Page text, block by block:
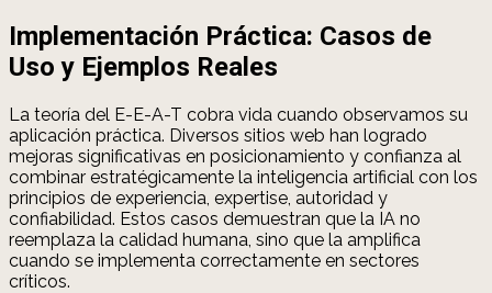
Implementación Práctica: Casos de
Uso y Ejemplos Reales
La teoría del E-E-A-T cobra vida cuando observamos su
aplicación práctica. Diversos sitios web han logrado
mejoras significativas en posicionamiento y confianza al
combinar estratégicamente la inteligencia artificial con los
principios de experiencia, expertise, autoridad y
confiabilidad. Estos casos demuestran que la IA no
reemplaza la calidad humana, sino que la amplifica
cuando se implementa correctamente en sectores
críticos.